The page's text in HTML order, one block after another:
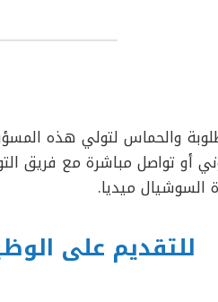
والحماس لتولي هذه
أو تواصل مباشرة مع فريق
السوشيال ميديا.
للتقديم على